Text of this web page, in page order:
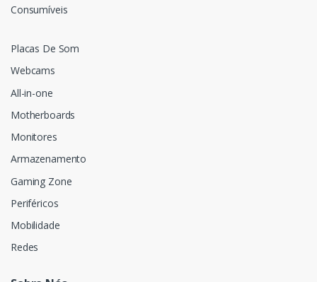
Consumíveis
Placas De Som
Webcams
All-in-one
Motherboards
Monitores
Armazenamento
Gaming Zone
Periféricos
Mobilidade
Redes